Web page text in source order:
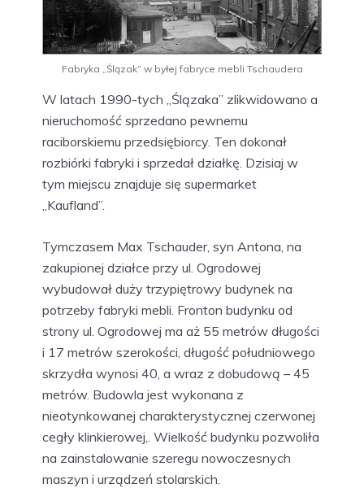
Fabryka „Ślązak” w byłej fabryce mebli Tschaudera
W latach 1990-tych „Ślązaka” zlikwidowano a
nieruchomość sprzedano pewnemu
raciborskiemu przedsiębiorcy. Ten dokonał
rozbiórki fabryki i sprzedał działkę. Dzisiaj w
tym miejscu znajduje się supermarket
„Kaufland”.
Tymczasem Max Tschauder, syn Antona, na
zakupionej działce przy ul. Ogrodowej
wybudował duży trzypiętrowy budynek na
potrzeby fabryki mebli. Fronton budynku od
strony ul. Ogrodowej ma aż 55 metrów długości
i 17 metrów szerokości, długość południowego
skrzydła wynosi 40, a wraz z dobudową – 45
metrów. Budowla jest wykonana z
nieotynkowanej charakterystycznej czerwonej
cegły klinkierowej,. Wielkość budynku pozwoliła
na zainstalowanie szeregu nowoczesnych
maszyn i urządzeń stolarskich.